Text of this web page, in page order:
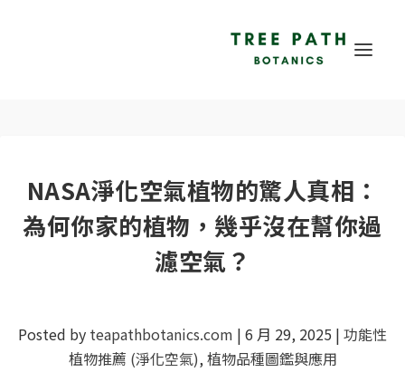
NASA淨化空氣植物的驚人真相：
為何你家的植物，幾乎沒在幫你過
濾空氣？
Posted by teapathbotanics.com | 6 月 29, 2025 | 功能性
植物推薦 (淨化空氣),植物品種圖鑑與應用